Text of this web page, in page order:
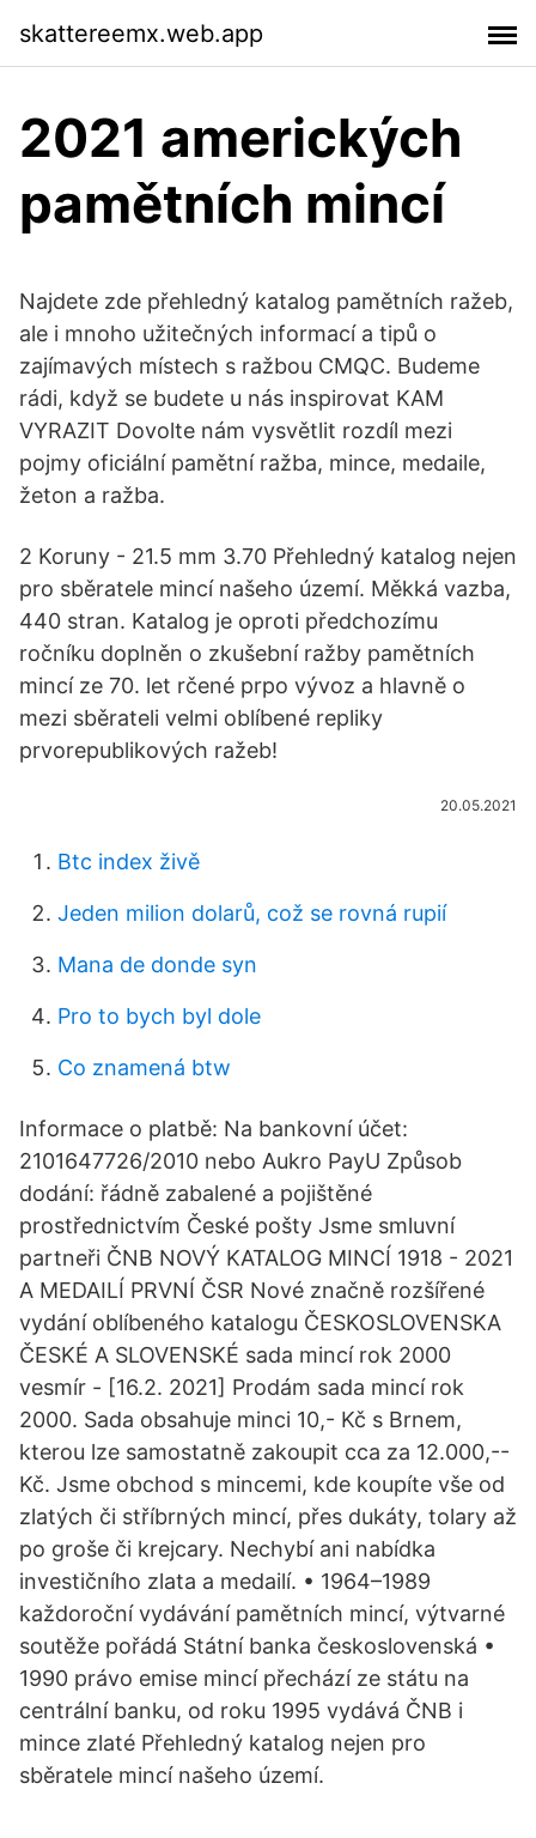
skattereemx.web.app
2021 amerických
pamětních mincí
Najdete zde přehledný katalog pamětních ražeb,
ale i mnoho užitečných informací a tipů o
zajímavých místech s ražbou CMQC. Budeme
rádi, když se budete u nás inspirovat KAM
VYRAZIT Dovolte nám vysvětlit rozdíl mezi
pojmy oficiální pamětní ražba, mince, medaile,
žeton a ražba.
2 Koruny - 21.5 mm 3.70 Přehledný katalog nejen
pro sběratele mincí našeho území. Měkká vazba,
440 stran. Katalog je oproti předchozímu
ročníku doplněn o zkušební ražby pamětních
mincí ze 70. let rčené prpo vývoz a hlavně o
mezi sběrateli velmi oblíbené repliky
prvorepublikových ražeb!
20.05.2021
Btc index živě
Jeden milion dolarů, což se rovná rupií
Mana de donde syn
Pro to bych byl dole
Co znamená btw
Informace o platbě: Na bankovní účet:
2101647726/2010 nebo Aukro PayU Způsob
dodání: řádně zabalené a pojištěné
prostřednictvím České pošty Jsme smluvní
partneři ČNB NOVÝ KATALOG MINCÍ 1918 - 2021
A MEDAILÍ PRVNÍ ČSR Nové značně rozšířené
vydání oblíbeného katalogu ČESKOSLOVENSKA
ČESKÉ A SLOVENSKÉ sada mincí rok 2000
vesmír - [16.2. 2021] Prodám sada mincí rok
2000. Sada obsahuje minci 10,- Kč s Brnem,
kterou lze samostatně zakoupit cca za 12.000,--
Kč. Jsme obchod s mincemi, kde koupíte vše od
zlatých či stříbrných mincí, přes dukáty, tolary až
po groše či krejcary. Nechybí ani nabídka
investičního zlata a medailí. • 1964–1989
každoroční vydávání pamětních mincí, výtvarné
soutěže pořádá Státní banka československá •
1990 právo emise mincí přechází ze státu na
centrální banku, od roku 1995 vydává ČNB i
mince zlaté Přehledný katalog nejen pro
sběratele mincí našeho území.